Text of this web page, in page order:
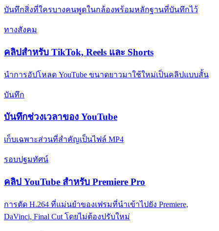
บันทึกสิ่งที่ใครบางคนพูดในกล้องพร้อมหลักฐานที่บันทึกไว้
ทางสังคม
คลิปสําหรับ TikTok, Reels และ Shorts
นําการอัปโหลด YouTube ขนาดยาวมาใช้ใหม่เป็นคลิปแบบสั้น
บันทึก
บันทึกช่วงเวลาของ YouTube
เก็บเฉพาะส่วนที่สําคัญเป็นไฟล์ MP4
รอบปฐมทัศน์
คลิป YouTube สําหรับ Premiere Pro
การตัด H.264 ที่แม่นยําของเฟรมที่นําเข้าไปยัง Premiere,
DaVinci, Final Cut โดยไม่ต้องปรับใหม่